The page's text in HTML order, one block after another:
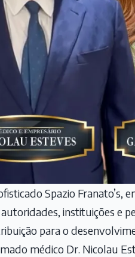
Spazio Franato’s,
instituições e
para o
médico Dr. Nicolau